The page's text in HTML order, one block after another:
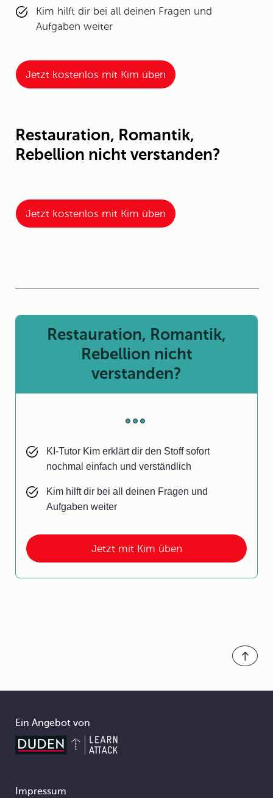
Kim hilft dir bei all deinen Fragen und
Aufgaben weiter
Jetzt kostenlos mit Kim üben
Restauration, Romantik,
Rebellion nicht verstanden?
Jetzt kostenlos mit Kim üben
Jetzt mit Kim üben
Restauration, Romantik,
Rebellion nicht
verstanden?
KI-Tutor Kim erklärt dir den Stoff sofort
nochmal einfach und verständlich
Kim hilft dir bei all deinen Fragen und
Aufgaben weiter
Ein Angebot von
Impressum